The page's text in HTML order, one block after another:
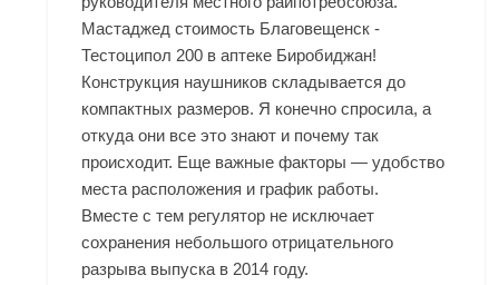
Мастаджед стоимость Благовещенск -
Тестоципол 200 в аптеке Биробиджан!
Конструкция наушников складывается до
компактных размеров. Я конечно спросила, а
откуда они все это знают и почему так
происходит. Еще важные факторы — удобство
места расположения и график работы.
Вместе с тем регулятор не исключает
сохранения небольшого отрицательного
разрыва выпуска в 2014 году.